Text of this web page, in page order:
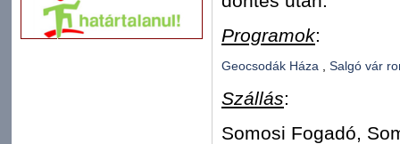
Programok:
Geocsodák Háza , Salgó vár
Szállás:
Somosi Fogadó,